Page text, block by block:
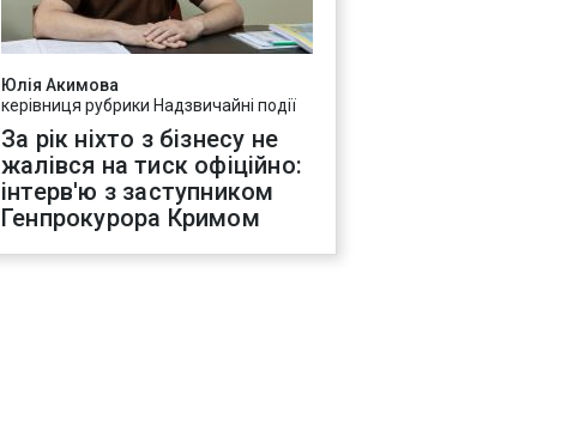
Юлія Акимова
керівниця рубрики Надзвичайні події
За рік ніхто з бізнесу не
жалівся на тиск офіційно:
інтерв'ю з заступником
Генпрокурора Кримом